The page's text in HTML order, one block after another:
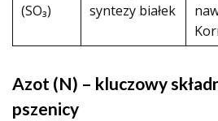
(SO₃)
syntezy białek
Azot (N) – kluczowy
pszenicy